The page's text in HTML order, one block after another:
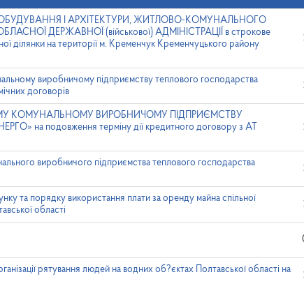
І АРХІТЕКТУРИ, ЖИТЛОВО-КОМУНАЛЬНОГО
ДЕРЖАВНОЇ (військової) АДМІНІСТРАЦІЇ в строкове
ділянки на території м. Кременчук Кременчуцького району
виробничому підприємству теплового господарства
договорів
КОМУНАЛЬНОМУ ВИРОБНИЧОМУ ПІДПРИЄМСТВУ
подовження терміну дії кредитного договору з АТ
виробничого підприємства теплового господарства
та порядку використання плати за оренду майна спільної
області
рятування людей на водних об?єктах Полтавської області на